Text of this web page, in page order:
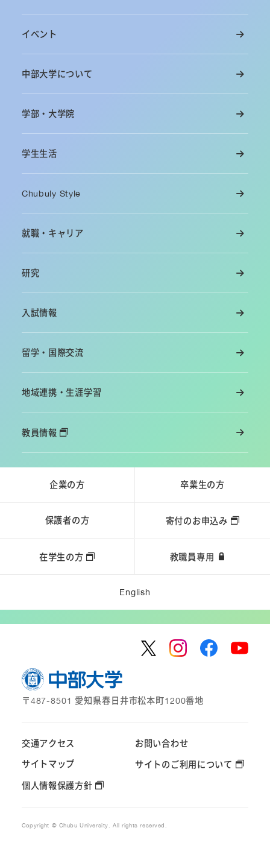
イベント
中部大学について
学部・大学院
学生生活
Chubuly Style
就職・キャリア
研究
入試情報
留学・国際交流
地域連携・生涯学習
教員情報
企業の方 卒業生の方
保護者の方 寄付のお申込み
在学生の方 教職員専用
English
〒487-8501 愛知県春日井市松本町1200番地
交通アクセス お問い合わせ
サイトマップ サイトのご利用について
個人情報保護方針
Copyright © Chubu University. All rights reserved.